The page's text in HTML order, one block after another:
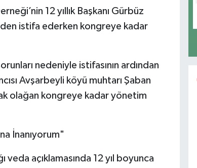
12 yıllık Başkanı Gürbüz
istifa ederken kongreye kadar
nedeniyle istifasının ardından
Avşarbeyli köyü muhtarı Şaban
olağan kongreye kadar yönetim
İnanıyorum"
açıklamasında 12 yıl boyunca